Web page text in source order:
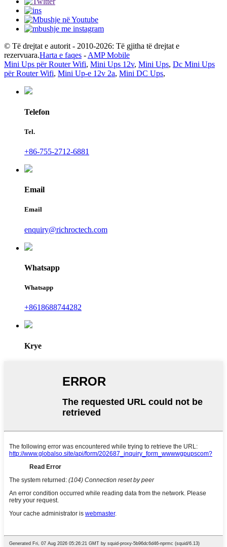
© Të drejtat e autorit - 2010-2026: Të gjitha të drejtat e
rezervuara.Harta e faqes -AMP Mobile
Mini Ups për Router Wifi, Mini Ups 12v, Mini Ups, Dc Mini Ups
për Router Wifi, Mini Up-e 12v 2a, Mini DC Ups,
Telefon
Tel.
+86-755-2712-6881
Email
Email
enquiry@richroctech.com
Whatsapp
Whatsapp
+8618688744282
Krye